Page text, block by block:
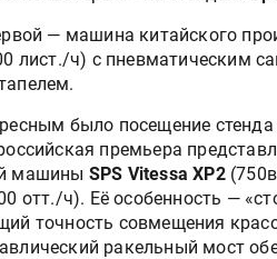
— машина китайского
лист./ч) с пневматическим
было посещение
премьера
машины SPS Vitessa XP2
отт./ч). Её особенность —
точность совмещения
ракельный мост